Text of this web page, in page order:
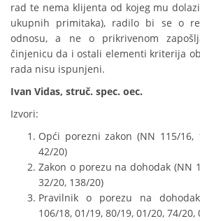
rad te nema klijenta od kojeg mu
ukupnih primitaka), radilo bi se o
odnosu, a ne o prikrivenom
činjenicu da i ostali elementi kriterija
rada nisu ispunjeni.
Ivan Vidas, struč. spec. oec.
Izvori:
Opći porezni zakon (NN 115/16,
42/20)
Zakon o porezu na dohodak (NN
32/20, 138/20)
Pravilnik o porezu na
106/18, 01/19, 80/19, 01/20, 74/20,